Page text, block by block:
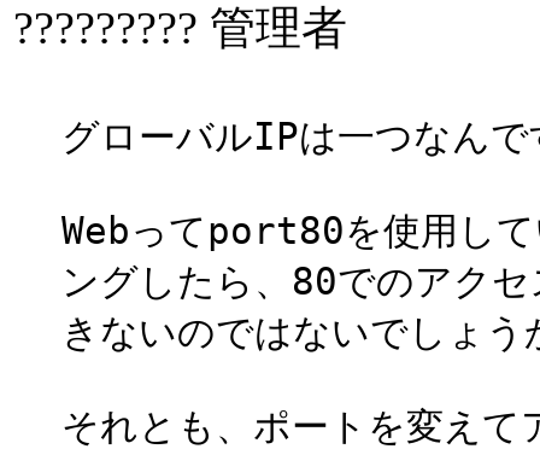
????????? 管理者
グローバルIPは一つなんで
Webってport80を使用し
ングしたら、80でのアク
きないのではないでしょう
それとも、ポートを変え